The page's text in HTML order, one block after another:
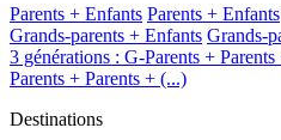
Parents + Enfants Parents + Enfants
Grands-parents + Enfants Grands-
3 générations : G-Parents +
Parents + Parents + (...)
Destinations